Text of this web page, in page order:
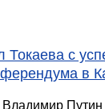
Токаева с
в
Владимир